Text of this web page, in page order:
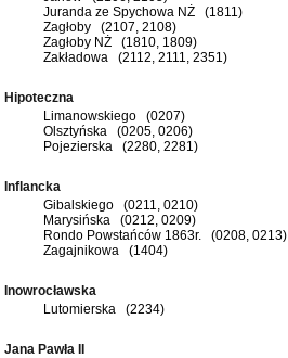
Juranda ze Spychowa NŻ (1811)
Zagłoby (2107, 2108)
Zagłoby NŻ (1810, 1809)
Zakładowa (2112, 2111, 2351)
Hipoteczna
Limanowskiego (0207)
Olsztyńska (0205, 0206)
Pojezierska (2280, 2281)
Inflancka
Gibalskiego (0211, 0210)
Marysińska (0212, 0209)
Rondo Powstańców 1863r. (0208, 0213)
Zagajnikowa (1404)
Inowrocławska
Lutomierska (2234)
Jana Pawła II